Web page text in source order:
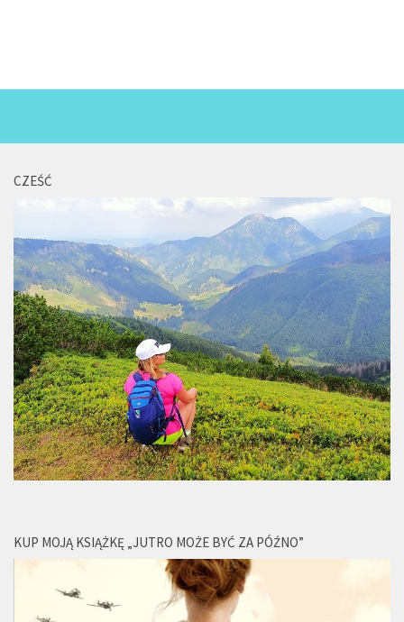
CZEŚĆ
KUP MOJĄ KSIĄŻKĘ „JUTRO MOŻE BYĆ ZA PÓŹNO”